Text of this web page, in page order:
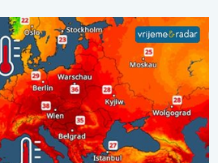
topla. Do 30 stupnjeva. . . subota,